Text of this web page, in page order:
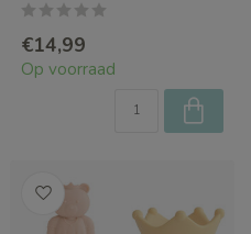
€14,99
Op voorraad